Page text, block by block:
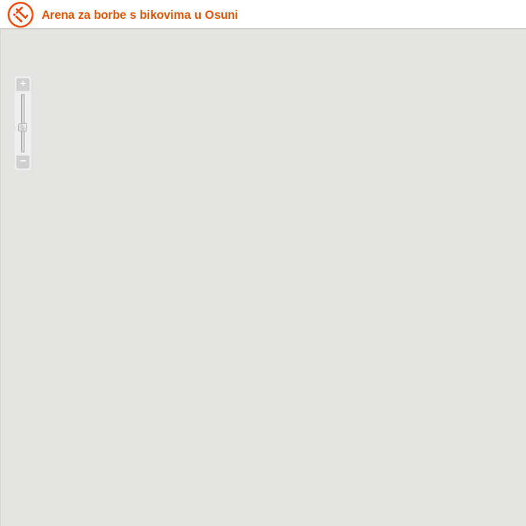
Arena za borbe s bikovima u Osuni
+
−